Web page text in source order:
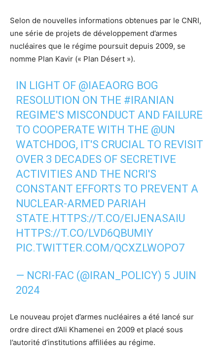
Selon de nouvelles informations obtenues par le CNRI,
une série de projets de développement d’armes
nucléaires que le régime poursuit depuis 2009, se
nomme Plan Kavir (« Plan Désert »).
IN LIGHT OF @IAEAORG BOG
RESOLUTION ON THE #IRANIAN
REGIME'S MISCONDUCT AND FAILURE
TO COOPERATE WITH THE @UN
WATCHDOG, IT'S CRUCIAL TO REVISIT
OVER 3 DECADES OF SECRETIVE
ACTIVITIES AND THE NCRI'S
CONSTANT EFFORTS TO PREVENT A
NUCLEAR-ARMED PARIAH
STATE. HTTPS://T.CO/EIJENASAIU
HTTPS://T.CO/LVD6QBUMIY
PIC.TWITTER.COM/QCXZLWOPO7
— NCRI-FAC (@IRAN_POLICY) 5 JUIN
2024
Le nouveau projet d’armes nucléaires a été lancé sur
ordre direct d’Ali Khamenei en 2009 et placé sous
l’autorité d’institutions affiliées au régime.